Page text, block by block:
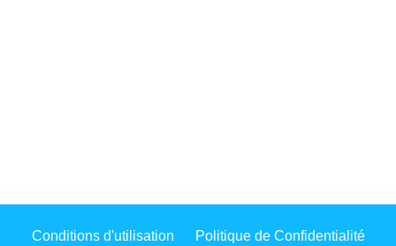
Conditions d'utilisation Politique de Confidentialité